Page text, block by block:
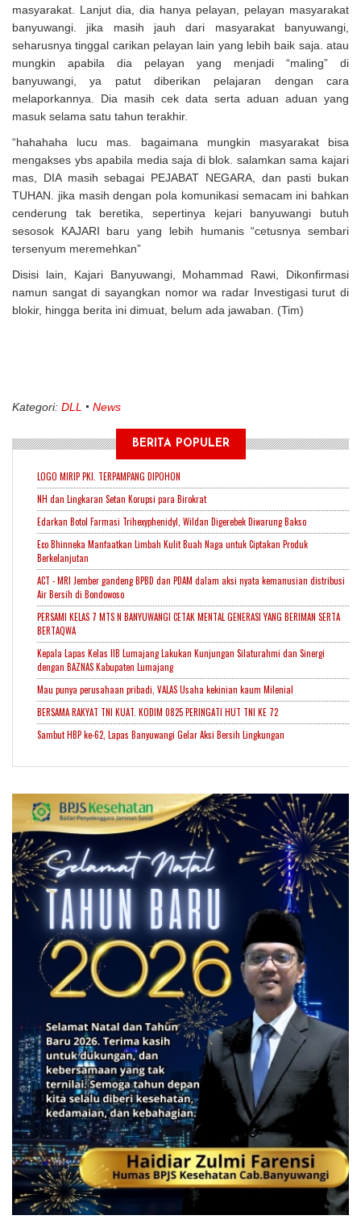
masyarakat. Lanjut dia, dia hanya pelayan, pelayan masyarakat
banyuwangi. jika masih jauh dari masyarakat banyuwangi,
seharusnya tinggal carikan pelayan lain yang lebih baik saja. atau
mungkin apabila dia pelayan yang menjadi “maling” di
banyuwangi, ya patut diberikan pelajaran dengan cara
melaporkannya. Dia masih cek data serta aduan aduan yang
masuk selama satu tahun terakhir.
“hahahaha lucu mas. bagaimana mungkin masyarakat bisa
mengakses ybs apabila media saja di blok. salamkan sama kajari
mas, DIA masih sebagai PEJABAT NEGARA, dan pasti bukan
TUHAN. jika masih dengan pola komunikasi semacam ini bahkan
cenderung tak beretika, sepertinya kejari banyuwangi butuh
sesosok KAJARI baru yang lebih humanis “cetusnya sembari
tersenyum meremehkan”
Disisi lain, Kajari Banyuwangi, Mohammad Rawi, Dikonfirmasi
namun sangat di sayangkan nomor wa radar Investigasi turut di
blokir, hingga berita ini dimuat, belum ada jawaban. (Tim)
Kategori: DLL News
BERITA POPULER
LOGO MIRIP PKI. TERPAMPANG DIPOHON
NH dan Lingkaran Setan Korupsi para Birokrat
Edarkan Botol Farmasi Trihexyphenidyl, Wildan Digerebek Diwarung Bakso
Eco Bhinneka Manfaatkan Limbah Kulit Buah Naga untuk Ciptakan Produk
Berkelanjutan
ACT - MRI Jember gandeng BPBD dan PDAM dalam aksi nyata kemanusian distribusi
Air Bersih di Bondowoso
PERSAMI KELAS 7 MTS N BANYUWANGI CETAK MENTAL GENERASI YANG BERIMAN SERTA
BERTAQWA
Kepala Lapas Kelas IIB Lumajang Lakukan Kunjungan Silaturahmi dan Sinergi
dengan BAZNAS Kabupaten Lumajang
Mau punya perusahaan pribadi, VALAS Usaha kekinian kaum Milenial
BERSAMA RAKYAT TNI KUAT. KODIM 0825 PERINGATI HUT TNI KE 72
Sambut HBP ke-62, Lapas Banyuwangi Gelar Aksi Bersih Lingkungan